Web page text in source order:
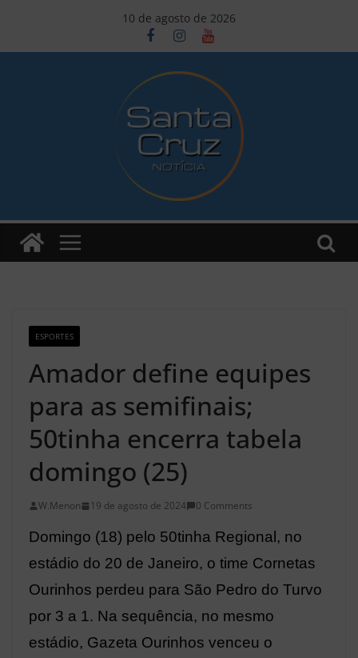
o
10 de agosto de 2026
ESPORTES
Amador define equipes
para as semifinais;
50tinha encerra tabela
domingo (25)
W.Menon 19 de agosto de 2024 0 Comments
Domingo (18) pelo 50tinha Regional, no
estádio do 20 de Janeiro, o time Cornetas
Ourinhos perdeu para São Pedro do Turvo
por 3 a 1. Na sequência, no mesmo
estádio, Gazeta Ourinhos venceu o